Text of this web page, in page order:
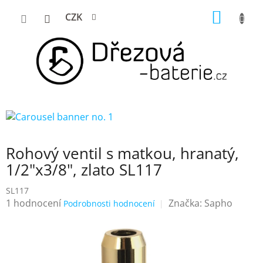
CZK
Rohový ventil s matkou, hranatý,
1/2"x3/8", zlato SL117
SL117
Průměrné
1 hodnocení Podrobnosti hodnocení Značka: Sapho